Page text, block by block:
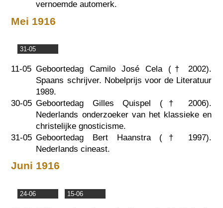
vernoemde automerk.
Mei 1916
31-05
11-05 Geboortedag Camilo José Cela (†2002).
Spaans schrijver. Nobelprijs voor de Literatuur
1989.
30-05 Geboortedag Gilles Quispel (†2006).
Nederlands onderzoeker van het klassieke en
christelijke gnosticisme.
31-05 Geboortedag Bert Haanstra († 1997).
Nederlands cineast.
Juni 1916
24-06 15-06